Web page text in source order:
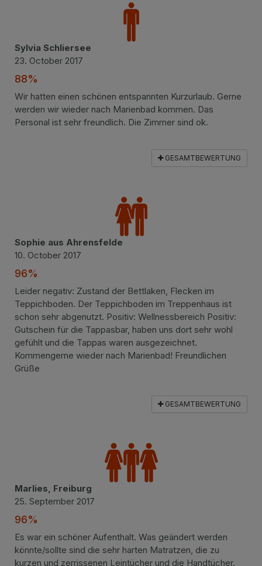
Sylvia Schliersee
23. October 2017
88%
Wir hatten einen schönen entspannten Kurzurlaub. Gerne
werden wir wieder nach Marienbad kommen. Das
Personal ist sehr freundlich. Die Zimmer sind ok.
GESAMTBEWERTUNG
Sophie aus Ahrensfelde
10. October 2017
96%
Leider negativ: Zustand der Bettlaken, Flecken im
Teppichboden. Der Teppichboden im Treppenhaus ist
schon sehr abgenutzt. Positiv: Wellnessbereich Positiv:
Gutschein für die Tappasbar, haben uns dort sehr wohl
gefühlt und die Tappas waren ausgezeichnet.
Kommengerne wieder nach Marienbad! Freundlichen
Grüße
GESAMTBEWERTUNG
Marlies, Freiburg
25. September 2017
96%
Es war ein schöner Aufenthalt. Was geändert werden
könnte/sollte sind die sehr harten Matratzen, die zu
kurzen und zerrissenen Leintücher und die Handtücher.